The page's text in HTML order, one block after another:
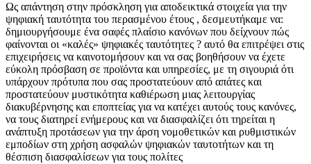
Ως απάντηση στην πρόσκληση για αποδεικτικά στοιχεία για την
ψηφιακή ταυτότητα του περασμένου έτους , δεσμευτήκαμε να:
δημιουργήσουμε ένα σαφές πλαίσιο κανόνων που δείχνουν πώς
φαίνονται οι «καλές» ψηφιακές ταυτότητες ? αυτό θα επιτρέψει στις
επιχειρήσεις να καινοτομήσουν και να σας βοηθήσουν να έχετε
εύκολη πρόσβαση σε προϊόντα και υπηρεσίες, με τη σιγουριά ότι
υπάρχουν πρότυπα που σας προστατεύουν από απάτες και
προστατεύουν μυστικότητα καθιέρωση μιας λειτουργίας
διακυβέρνησης και εποπτείας για να κατέχει αυτούς τους κανόνες,
να τους διατηρεί ενήμερους και να διασφαλίζει ότι τηρείται η
ανάπτυξη προτάσεων για την άρση νομοθετικών και ρυθμιστικών
εμποδίων στη χρήση ασφαλών ψηφιακών ταυτοτήτων και τη
θέσπιση διασφαλίσεων για τους πολίτες